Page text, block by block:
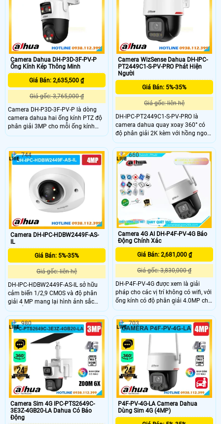
chiều.
xe chính xác có thể giám sát từ xa
qua app thích hợp gắn ngoài trời
nhờ IP66 và những nơi không có
Camera Dahua DH-P3D-3F-PV-P
Ống Kính Kép Thông Minh
Giá Bán: 2,635,500 ₫
Giá gốc: 3,765,000 ₫
Camera DH-P3D-3F-PV-P là dòng
camera dahua hai ống kính PTZ độ
phân giải 3MP cho mỗi ống kính
gồm ống PT 6 mm và ống cố định
hẹp 52°. Cảm biến 1/2,9″ CMOS
khẩu độ F1.0 kèm khả năng quay
ngang 352° và nghiêng lên 90° giúp
giám sát linh động. Hỗ trợ thẻ nhớ
lên đến 256GB lưu trữ vượt trội
Camera WizSense Dahua DH-IPC-
PT2449C1-S-PV-PRO Phát Hiện
Người
Giá Bán: 5%-35%
Giá gốc: liên hệ
DH-IPC-PT2449C1-S-PV-PRO là
camera dahua quay xoay 360° có
độ phân giải 2K kèm với hồng ngoại
tâm xa 30m giám sát sắc nét cả
ngày và đêm. Camera này còn hỗ
trợ đàm thoại âm thành 2 chiều nhờ
tích hợp mic vs loa có hỗ trợ tên
miền xem từ xa qua web hoặc app
có khả năng lưu trữ độc lập nhờ có
khay thẻ nhớ dung lượng lên đến
512GB.
Camera DH-IPC-HDBW2449F-AS-
IL
Giá Bán: 5%-35%
Giá gốc: liên hệ
DH-IPC-HDBW2449F-AS-IL sở hữu
cảm biến 1/2,9 CMOS và độ phân
giải 4 MP mang lại hình ảnh sắc
nét. Ống kính 2,8 mm hoặc 3,6 mm
với góc nhìn lên đến 101° hoặc 83°.
Đèn hồng ngoại và đèn ánh sáng
ấm chiếu xa 30 m hỗ trợ quan sát
ban đêm. Hỗ trợ thẻ nhớ lưu trữ tối
đa 256GB và tên miền xem camera
từ xa qua app hoặc web.
744
Camera 4G AI DH-P4F-PV-4G Báo
Động Chính Xác
Giá Bán: 2,681,000 ₫
Giá gốc: 3,830,000 ₫
DH-P4F-PV-4G được xem là giải
pháp cho các vị trí không có wifi, với
ống kính có độ phân giải 4.0MP cho
ra hình ảnh sắc nét, hỗ trợ H.265+,
trang bị khả năng chống sét 2000V,
phù hợp lắp đặt ngoài trời chuẩn IP
66, có công nghệ AI được trang bị
660
Camera Sim 4G IPC-PTS2649C-
3E3Z-4GB20-LA Dahua Có Báo
Động
980
P4F-PV-4G-LA Camera Dahua
Dùng Sim 4G (4MP)
703